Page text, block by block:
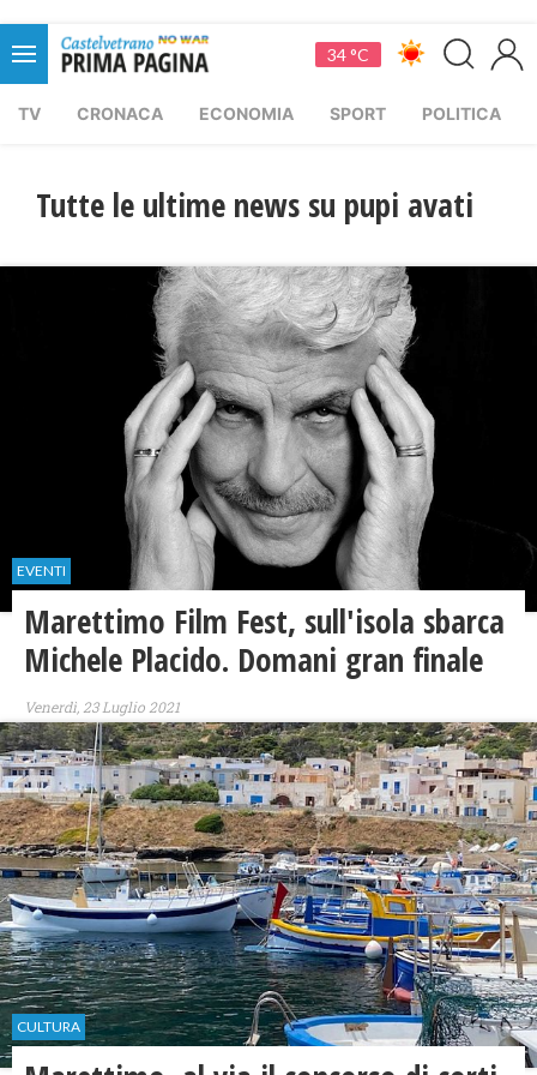
34 °C
TV CRONACA ECONOMIA SPORT POLITICA
Tutte le ultime news su pupi avati
EVENTI
Marettimo Film Fest, sull'isola sbarca
Michele Placido. Domani gran finale
Venerdì, 23 Luglio 2021
CULTURA